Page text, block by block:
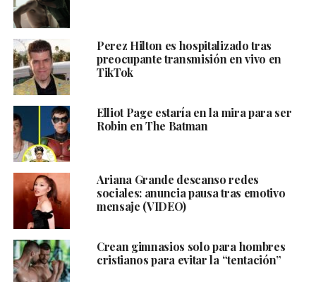
Perez Hilton es hospitalizado tras
preocupante transmisión en vivo en
TikTok
Elliot Page estaría en la mira para ser
Robin en The Batman
Ariana Grande descanso redes
sociales: anuncia pausa tras emotivo
mensaje (VIDEO)
Crean gimnasios solo para hombres
cristianos para evitar la “tentación”